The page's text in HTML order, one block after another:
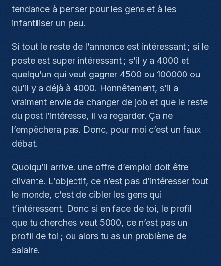
tendance à penser pour les gens et à les
infantiliser un peu.
Si tout le reste de l’annonce est intéressant ; si le
poste est super intéressant ; s’il y a 4000 et
quelqu’un qui veut gagner 4500 ou 100000 ou
qu’il y a déjà à 4000. Honnêtement, s’il a
vraiment envie de changer de job et que le reste
du post l’intéresse, il va regarder. Ça ne
l’empêchera pas. Donc, pour moi c’est un faux
débat.
Quoiqu’il arrive, une offre d’emploi doit être
clivante. L’objectif, ce n’est pas d’intéresser tout
le monde, c’est de cibler les gens qui
t’intéressent. Donc si en face de toi, le profil
que tu cherches veut 5000, ce n’est pas un
profil de toi ; ou alors tu as un problème de
salaire.